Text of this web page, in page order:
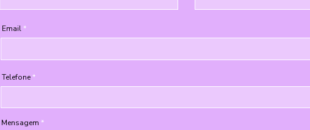
Email
Telefone
Mensagem